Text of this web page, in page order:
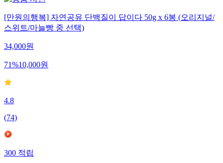
[만원의행복] 자연공유 단백질이 답이다 50g x 6봉 (오리지널/
스위트/마늘빵 중 선택)
34,000원
71%10,000원
4.8
(74)
300적립